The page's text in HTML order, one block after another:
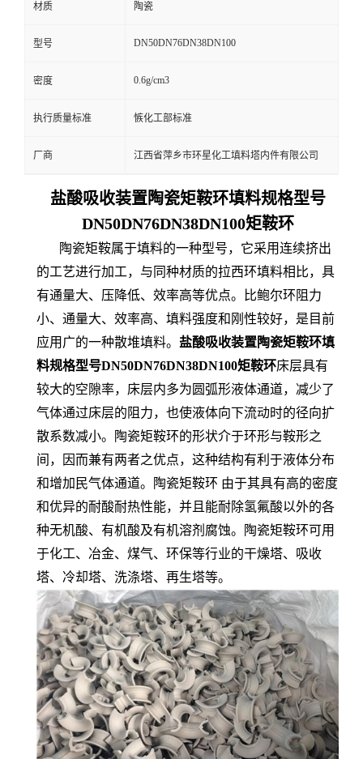
材质 陶瓷
型号 DN50DN76DN38DN100
密度 0.6g/cm3
执行质量标准 愱化工部标准
厂商 江西省萍乡市环星化工填料塔内件有限公司
盐酸吸收装置陶瓷矩鞍环填料规格型号
DN50DN76DN38DN100矩鞍环
陶瓷矩鞍属于填料的一种型号，它采用连续挤出
的工艺进行加工，与同种材质的拉西环填料相比，具
有通量大、压降低、效率高等优点。比鲍尔环阻力
小、通量大、效率高、填料强度和刚性较好，是目前
应用广的一种散堆填料。 盐酸吸收装置陶瓷矩鞍环填
料规格型号DN50DN76DN38DN100矩鞍环床层具有
较大的空隙率，床层内多为圆弧形液体通道，减少了
气体通过床层的阻力，也使液体向下流动时的径向扩
散系数减小。陶瓷矩鞍环的形状介于环形与鞍形之
间，因而兼有两者之优点，这种结构有利于液体分布
和增加民气体通道。陶瓷矩鞍环 由于其具有高的密度
和优异的耐酸耐热性能，并且能耐除氢氟酸以外的各
种无机酸、有机酸及有机溶剂腐蚀。陶瓷矩鞍环可用
于化工、冶金、煤气、环保等行业的干燥塔、吸收
塔、冷却塔、洗涤塔、再生塔等。